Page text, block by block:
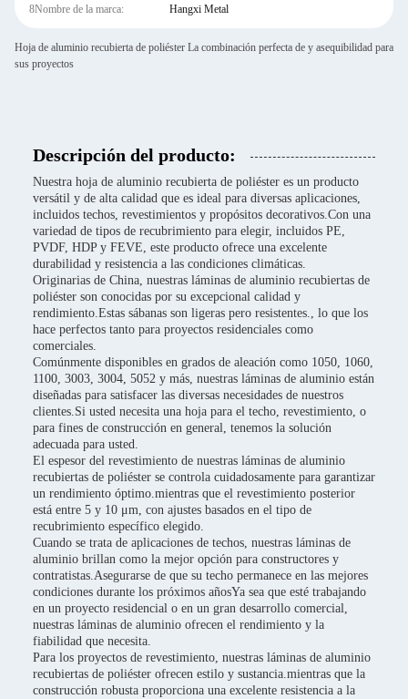
8Nombre de la marca: Hangxi Metal
Hoja de aluminio recubierta de poliéster La combinación perfecta de y asequibilidad para
sus proyectos
Descripción del producto:
Nuestra hoja de aluminio recubierta de poliéster es un producto
versátil y de alta calidad que es ideal para diversas aplicaciones,
incluidos techos, revestimientos y propósitos decorativos.Con una
variedad de tipos de recubrimiento para elegir, incluidos PE,
PVDF, HDP y FEVE, este producto ofrece una excelente
durabilidad y resistencia a las condiciones climáticas.
Originarias de China, nuestras láminas de aluminio recubiertas de
poliéster son conocidas por su excepcional calidad y
rendimiento.Estas sábanas son ligeras pero resistentes., lo que los
hace perfectos tanto para proyectos residenciales como
comerciales.
Comúnmente disponibles en grados de aleación como 1050, 1060,
1100, 3003, 3004, 5052 y más, nuestras láminas de aluminio están
diseñadas para satisfacer las diversas necesidades de nuestros
clientes.Si usted necesita una hoja para el techo, revestimiento, o
para fines de construcción en general, tenemos la solución
adecuada para usted.
El espesor del revestimiento de nuestras láminas de aluminio
recubiertas de poliéster se controla cuidadosamente para garantizar
un rendimiento óptimo.mientras que el revestimiento posterior
está entre 5 y 10 μm, con ajustes basados en el tipo de
recubrimiento específico elegido.
Cuando se trata de aplicaciones de techos, nuestras láminas de
aluminio brillan como la mejor opción para constructores y
contratistas.Asegurarse de que su techo permanece en las mejores
condiciones durante los próximos añosYa sea que esté trabajando
en un proyecto residencial o en un gran desarrollo comercial,
nuestras láminas de aluminio ofrecen el rendimiento y la
fiabilidad que necesita.
Para los proyectos de revestimiento, nuestras láminas de aluminio
recubiertas de poliéster ofrecen estilo y sustancia.mientras que la
construcción robusta proporciona una excelente resistencia a la